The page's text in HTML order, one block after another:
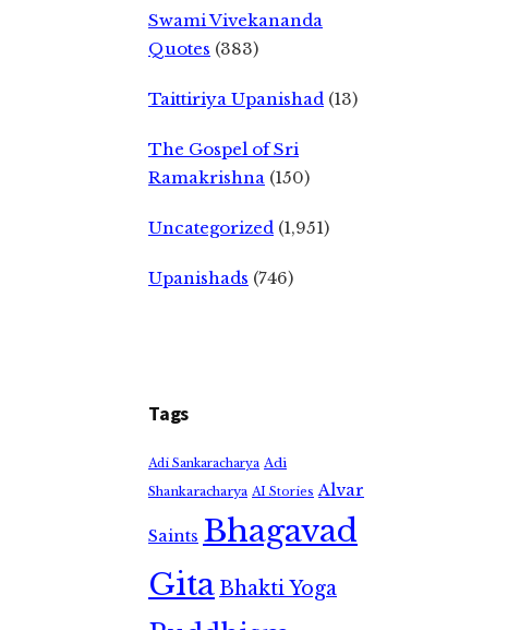
Swami Vivekananda
Quotes (383)
Taittiriya Upanishad (13)
The Gospel of Sri
Ramakrishna (150)
Uncategorized (1,951)
Upanishads (746)
Tags
Adi Sankaracharya Adi
Shankaracharya AI Stories Alvar
Saints Bhagavad
GitaBhakti Yoga